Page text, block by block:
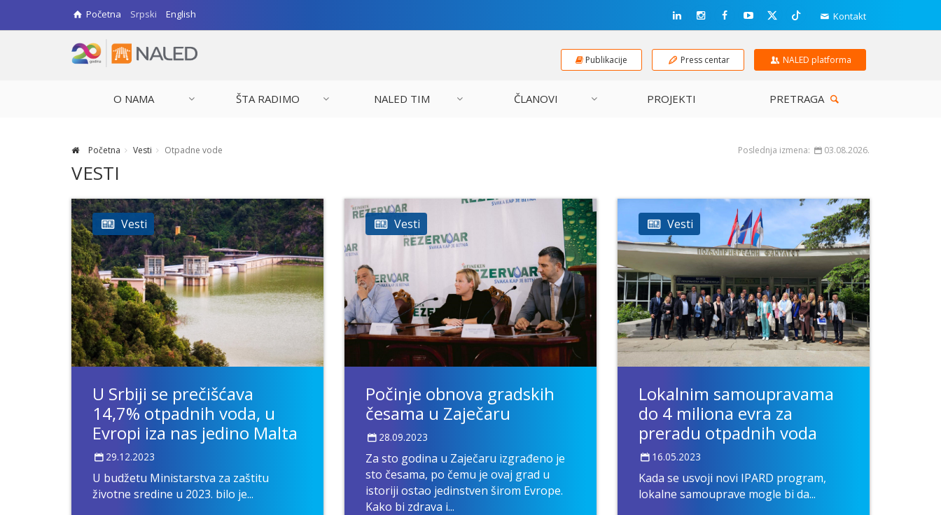
Početna Srpski English Kontakt
Publikacije Press centar NALED platforma
O NAMA ŠTA RADIMO NALED TIM ČLANOVI PROJEKTI PRETRAGA
Početna Vesti Otpadne vode Poslednja izmena: 03.08.2026.
VESTI
Vesti
U Srbiji se prečišćava
14,7% otpadnih voda, u
Evropi iza nas jedino Malta
29.12.2023
U budžetu Ministarstva za zaštitu
životne sredine u 2023. bilo je...
Vesti
Počinje obnova gradskih
česama u Zaječaru
28.09.2023
Za sto godina u Zaječaru izgrađeno je
sto česama, po čemu je ovaj grad u
istoriji ostao jedinstven širom Evrope.
Kako bi zdrava i...
Vesti
Lokalnim samoupravama
do 4 miliona evra za
preradu otpadnih voda
16.05.2023
Kada se usvoji novi IPARD program,
lokalne samouprave mogle bi da...